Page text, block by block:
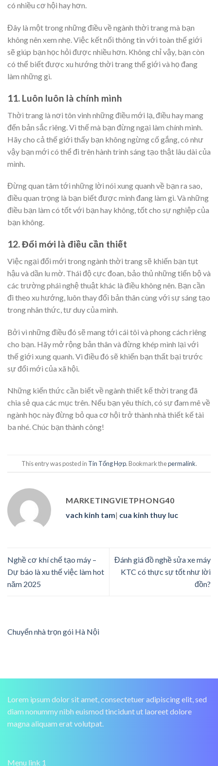
có nhiều cơ hội hay hơn.
Đây là một trong những điều về ngành thời trang mà bạn
không nên xem nhẹ. Việc kết nối thông tin với toàn thế giới
sẽ giúp bạn học hỏi được nhiều hơn. Không chỉ vậy, bạn còn
có thể biết được xu hướng thời trang thế giới và họ đang
làm những gì.
11. Luôn luôn là chính mình
Thời trang là nơi tôn vinh những điều mới lạ, điều hay mang
đến bản sắc riêng. Vì thế mà bạn đừng ngại làm chính mình.
Hãy cho cả thế giới thấy bạn không ngừng cố gắng, có như
vậy bạn mới có thể đi trên hành trình sáng tạo thật lâu dài của
mình.
Đừng quan tâm tới những lời nói xung quanh về bạn ra sao,
điều quan trọng là bạn biết được mình đang làm gì. Và những
điều bạn làm có tốt với bạn hay không, tốt cho sự nghiệp của
bạn không.
12. Đổi mới là điều cần thiết
Việc ngại đổi mới trong ngành thời trang sẽ khiến bạn tụt
hậu và dần lu mờ. Thái độ cực đoan, bảo thủ những tiến bộ và
các trường phái nghệ thuật khác là điều không nên. Bạn cần
đi theo xu hướng, luôn thay đổi bản thân cùng với sự sáng tạo
trong nhân thức, tư duy của mình.
Bởi vì những điều đó sẽ mang tới cái tôi và phong cách riêng
cho bạn. Hãy mở rộng bản thân và đừng khép mình lại với
thế giới xung quanh. Vì điều đó sẽ khiến bạn thất bại trước
sự đổi mới của xã hội.
Những kiến thức cần biết về ngành thiết kế thời trang đã
chia sẻ qua các mục trên. Nếu bạn yêu thích, có sự đam mê về
ngành học này đừng bỏ qua cơ hội trở thành nhà thiết kế tài
ba nhé. Chúc bạn thành công!
This entry was posted in Tin Tổng Hợp. Bookmark thepermalink.
MARKETINGVIETPHONG40
vach kinh tam| cua kinh thuy luc
Nghề cơ khí chế tạo máy –
Dự báo là xu thế việc làm hot
năm 2025
Đánh giá đồ nghề sửa xe máy
KTC có thực sự tốt như lời
đồn?
Chuyển nhà trọn gói Hà Nội
Lorem ipsum dolor sit amet, consectetuer adipiscing elit, sed
diam nonummy nibh euismod tincidunt ut laoreet dolore
magna aliquam erat volutpat.
Menu link 1